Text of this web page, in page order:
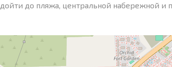
до пляжа, центральной набережной